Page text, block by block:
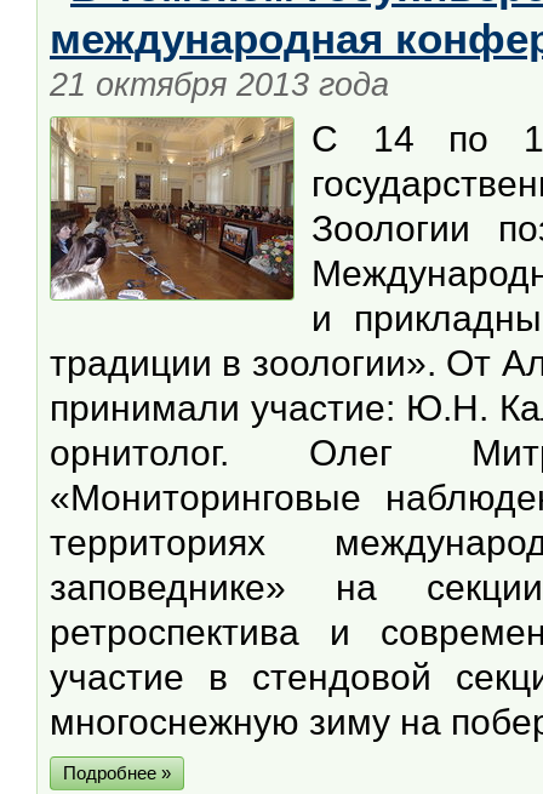
международная
21 октября 2013 года
С 14 по
Зоологии
и
традиции в зоологии». От
принимали участие: Ю.Н.
орнитолог. Олег
«Мониторинговые
территориях
заповеднике» на
ретроспектива и
участие в стендовой
многоснежную зиму на
Подробнее »